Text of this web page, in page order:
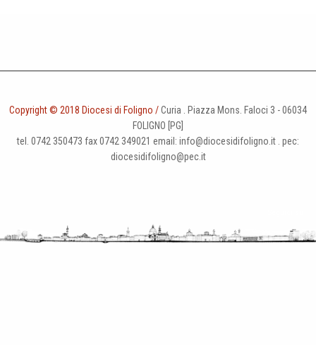
Copyright © 2018 Diocesi di Foligno /Curia . Piazza Mons. Faloci 3 - 06034
FOLIGNO [PG]
tel. 0742 350473 fax 0742 349021 email: info@diocesidifoligno.it . pec:
diocesidifoligno@pec.it